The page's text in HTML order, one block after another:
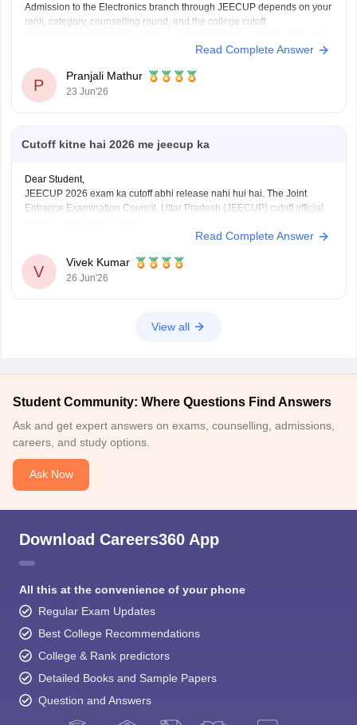
Admission to the Electronics branch through JEECUP depends on your
rank, category, counselling round, and the college cutoff.
Read Complete Answer
P
Pranjali Mathur
23 Jun'26
Cutoff kitne hai 2026 me jeecup ka
Dear Student,
JEECUP 2026 exam ka cutoff abhi release nahi hui hai. The Joint
Entrance Examination Council, Uttar Pradesh (JEECUP) cutoff official
Aap previous years ke JEECUP cutoff diye hue link ke through dekh
Government,
Read Complete Answer
V
Vivek Kumar
26 Jun'26
View all
Student Community: Where Questions Find Answers
Ask and get expert answers on exams, counselling, admissions,
careers, and study options.
Ask Now
Download Careers360 App
All this at the convenience of your phone
Regular Exam Updates
Best College Recommendations
College & Rank predictors
Detailed Books and Sample Papers
Question and Answers